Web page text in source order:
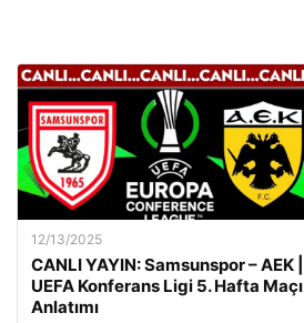
12/13/2025
CANLI YAYIN: Samsunspor – AEK |
UEFA Konferans Ligi 5. Hafta Maçı
Anlatımı